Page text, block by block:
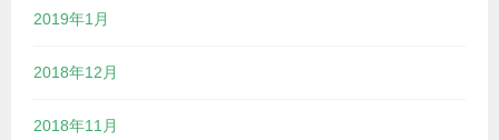
2019年1月
2018年12月
2018年11月